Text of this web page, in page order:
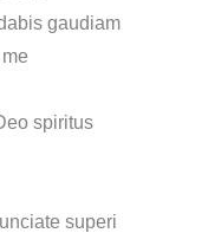
gaudiam
spiritus
superi